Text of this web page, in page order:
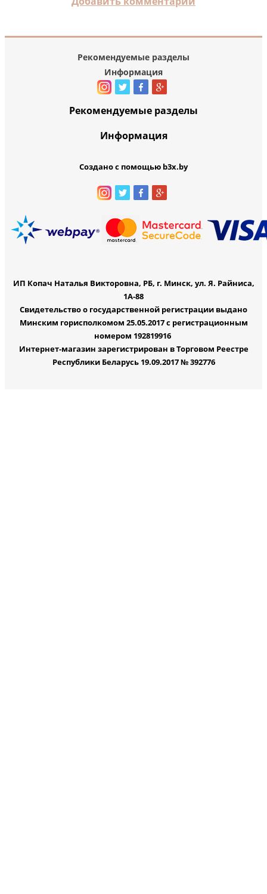
Рекомендуемые разделы
Информация
Рекомендуемые разделы
Информация
Создано с помощью b3x.by
ИП Копач Наталья Викторовна, РБ, г. Минск, ул. Я. Райниса,
1А-88
Свидетельство о государственной регистрации выдано
Минским горисполкомом 25.05.2017 с регистрационным
номером 192819916
Интернет-магазин зарегистрирован в Торговом Реестре
Республики Беларусь 19.09.2017 № 392776